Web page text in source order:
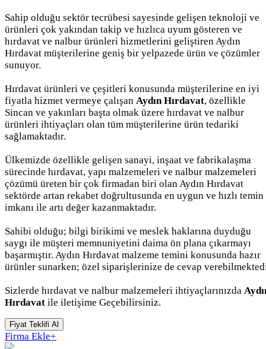
Sahip olduğu sektör tecrübesi sayesinde gelişen teknoloji ve
ürünleri çok yakından takip ve hızlıca uyum gösteren ve
hırdavat ve nalbur ürünleri hizmetlerini geliştiren Aydın
Hırdavat müşterilerine geniş bir yelpazede ürün ve çözümler
sunuyor.
Hırdavat ürünleri ve çeşitleri konusunda müşterilerine en iyi
fiyatla hizmet vermeye çalışan Aydın Hırdavat, özellikle
Sincan ve yakınları başta olmak üzere hırdavat ve nalbur
ürünleri ihtiyaçları olan tüm müşterilerine ürün tedariki
sağlamaktadır.
Ülkemizde özellikle gelişen sanayi, inşaat ve fabrikalaşma
sürecinde hırdavat, yapı malzemeleri ve nalbur malzemeleri
çözümü üreten bir çok firmadan biri olan Aydın Hırdavat
sektörde artan rekabet doğrultusunda en uygun ve hızlı temin
imkanı ile artı değer kazanmaktadır.
Sahibi olduğu; bilgi birikimi ve meslek haklarına duyduğu
saygı ile müşteri memnuniyetini daima ön plana çıkarmayı
başarmıştır. Aydın Hırdavat malzeme temini konusunda hazır
ürünler sunarken; özel siparişlerinize de cevap
Sizlerde hırdavat ve nalbur malzemeleri ihtiyaçlarınızda
Hırdavat ile iletişime Geçebilirsiniz.
Fiyat Teklifi Al
Firma Ekle+